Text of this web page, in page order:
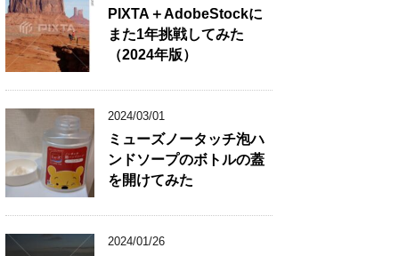
PIXTA＋AdobeStockに
また1年挑戦してみた
（2024年版）
2024/03/01
ミューズノータッチ泡ハ
ンドソープのボトルの蓋
を開けてみた
2024/01/26